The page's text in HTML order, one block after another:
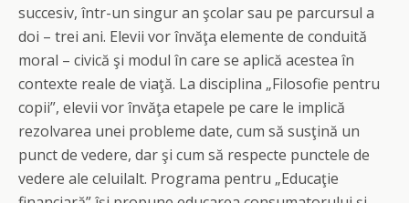
succesiv, într-un singur an şcolar sau pe parcursul a
doi – trei ani. Elevii vor învăţa elemente de conduită
moral – civică şi modul în care se aplică acestea în
contexte reale de viaţă. La disciplina „Filosofie pentru
copii”, elevii vor învăţa etapele pe care le implică
rezolvarea unei probleme date, cum să susţină un
punct de vedere, dar şi cum să respecte punctele de
vedere ale celuilalt. Programa pentru „Educaţie